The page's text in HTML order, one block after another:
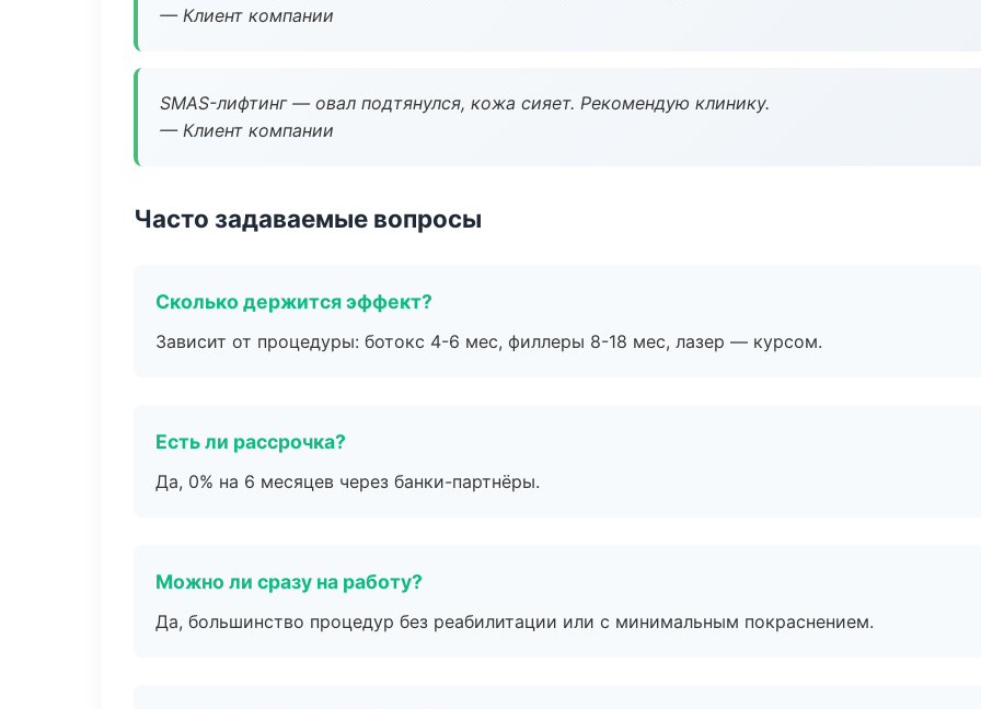
— Клиент компании
SMAS-лифтинг — овал подтянулся, кожа сияет. Рекомендую клинику.
— Клиент компании
Часто задаваемые вопросы
Сколько держится эффект?
Зависит от процедуры: ботокс 4-6 мес, филлеры 8-18 мес, лазер — курсом.
Есть ли рассрочка?
Да, 0% на 6 месяцев через банки-партнёры.
Можно ли сразу на работу?
Да, большинство процедур без реабилитации или с минимальным покраснением.